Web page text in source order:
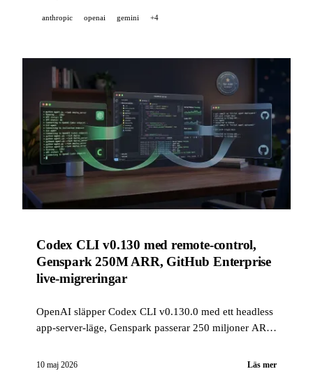
anthropic openai gemini +4
Codex CLI v0.130 med remote-control,
Genspark 250M ARR, GitHub Enterprise
live-migreringar
OpenAI släpper Codex CLI v0.130.0 med ett headless
app-server-läge, Genspark passerar 250 miljoner ARR
migreringar utan avbrott i offentlig förhandsversion.
10 maj 2026 Läs mer